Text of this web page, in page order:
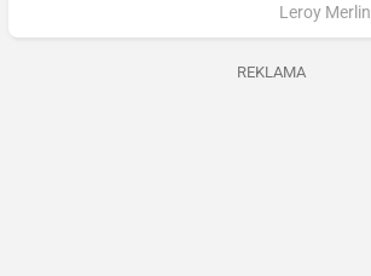
Leroy Merlin
REKLAMA